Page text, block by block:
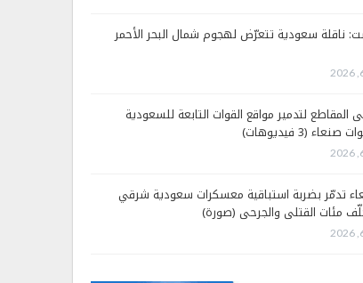
ناقلة سعودية تتعرّض لهجوم شمال البحر الأحمر
المقاطع لتدمير مواقع القوات التابعة للسعودية
(3 فيديوهات)
تدمّر بضربة استباقية معسكرات سعودية شرقي
مئات القتلى والجرحى (صورة)